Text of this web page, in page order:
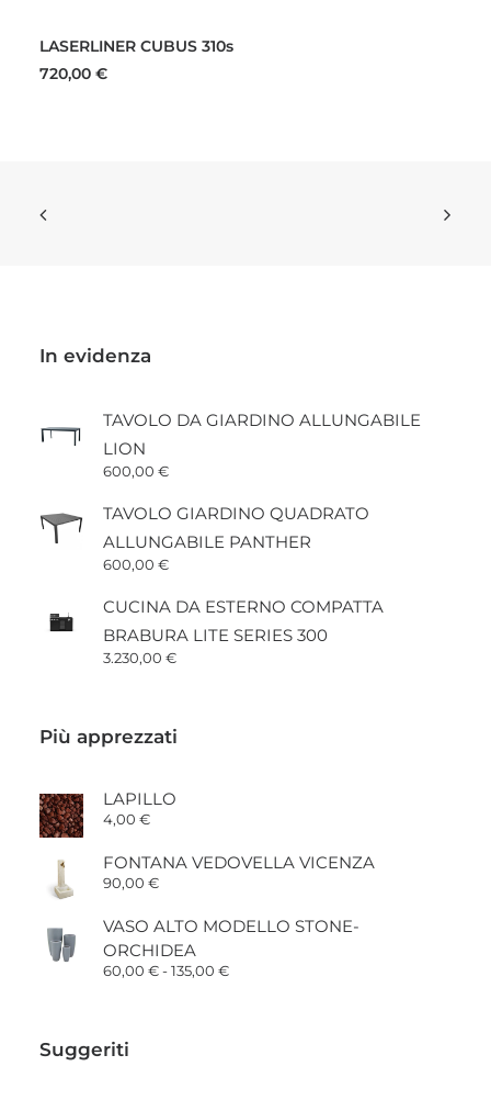
LASERLINER CUBUS 310s
720,00 €
In evidenza
TAVOLO DA GIARDINO ALLUNGABILE
LION
600,00 €
TAVOLO GIARDINO QUADRATO
ALLUNGABILE PANTHER
600,00 €
CUCINA DA ESTERNO COMPATTA
BRABURA LITE SERIES 300
3.230,00 €
Più apprezzati
LAPILLO
4,00 €
FONTANA VEDOVELLA VICENZA
90,00 €
VASO ALTO MODELLO STONE-
ORCHIDEA
60,00 €-135,00 €Fascia
Suggeriti